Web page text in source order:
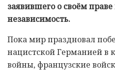
заявившего о своём праве
независимость.
Пока мир праздновал
нацистской Германией в
войны, французские